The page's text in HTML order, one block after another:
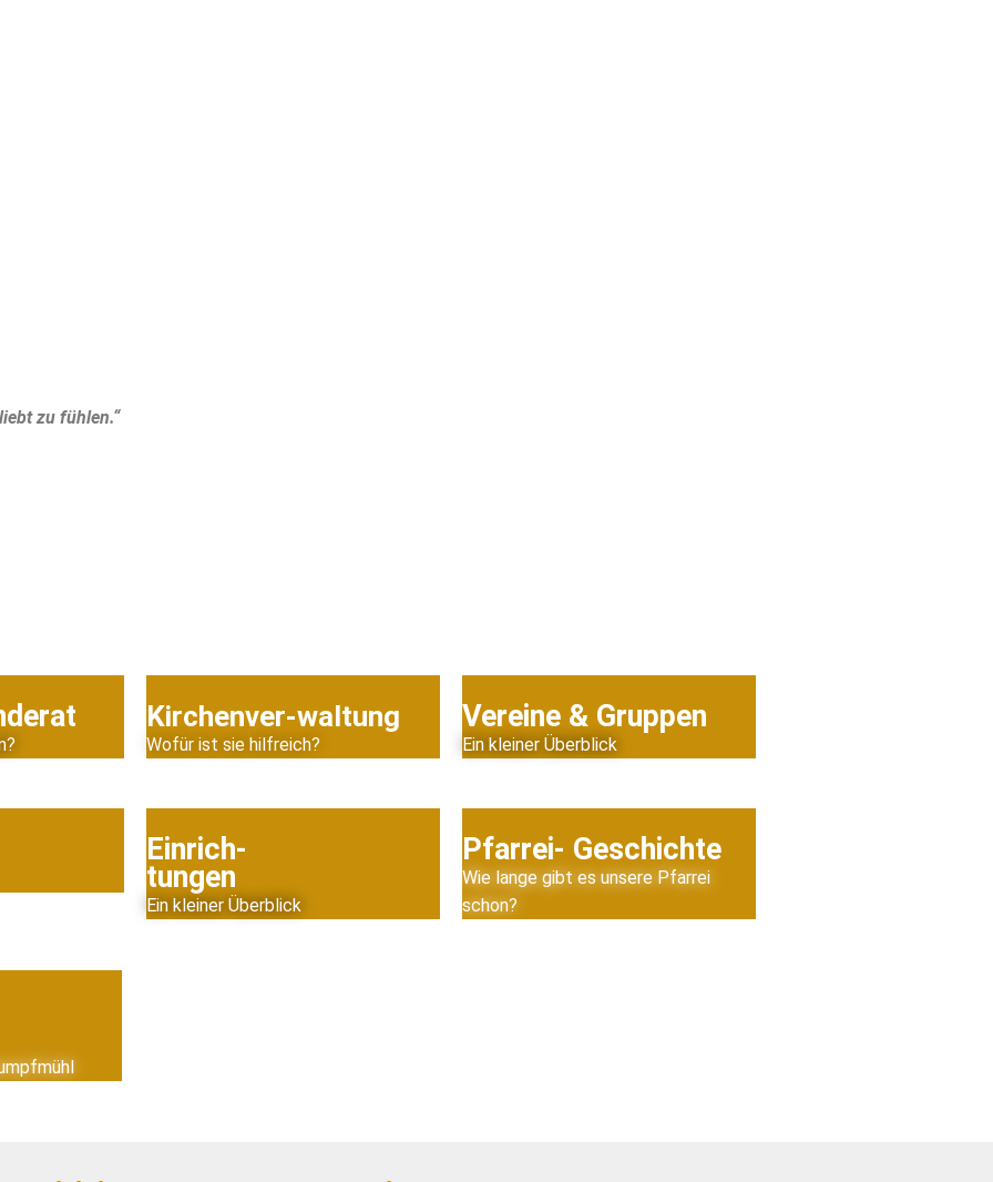
zu fühlen.“
Kirchenver-waltung
Wofür ist sie hilfreich?
Vereine & Gruppen
Ein kleiner Überblick
Einrich-
tungen
Ein kleiner Überblick
Pfarrei- Geschichte
Wie lange gibt es unsere Pfarrei
schon?